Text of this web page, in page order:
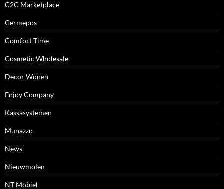
C2C Marketplace
Cermepos
Comfort Time
Cosmetic Wholesale
Decor Wonen
Enjoy Company
Kassasystemen
Munazzo
News
Nieuwmolen
NT Mobiel